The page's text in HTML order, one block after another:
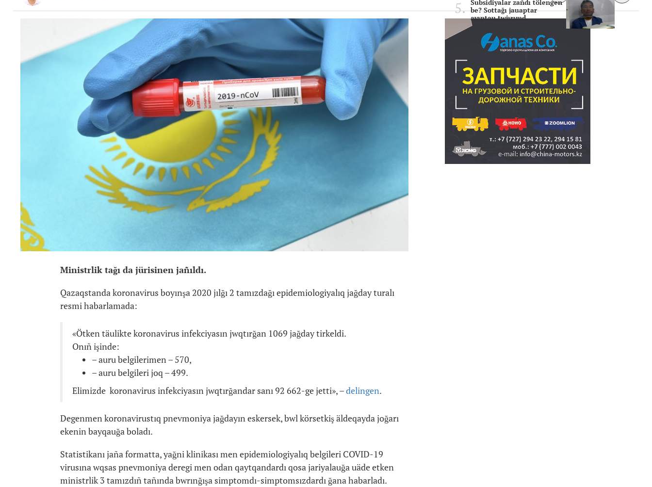
Ministrlik tağı da jürisinen jañıldı.
Qazaqstanda koronavirus boyınşa 2020 jılğı 2 tamızdağı epidemiologiyalıq jağday turalı
resmi habarlamada:
«Ötken täulikte koronavirus infekciyasın jwqtırğan 1069 jağday tirkeldi.
Onıñ işinde:
– auru belgilerimen – 570,
– auru belgileri joq – 499.
Elimizde koronavirus infekciyasın jwqtırğandar sanı 92 662-ge jetti», –delingen.
Degenmen koronavirustıq pnevmoniya jağdayın eskersek, bwl körsetkiş äldeqayda joğarı
ekenin bayqauğa boladı.
Statistikanı jaña formatta, yağni klinikası men epidemiologiyalıq belgileri COVID-19
virusına wqsas pnevmoniya deregi men odan qaytqandardı qosa jariyalauğa uäde etken
ministrlik 3 tamızdıñ tañında bwrınğışa simptomdı-simptomsızdardı ğana habarladı.
Subsidiyalar zañdı tölengen
be? Sottağı jauaptar
ayıptau twjırımd..